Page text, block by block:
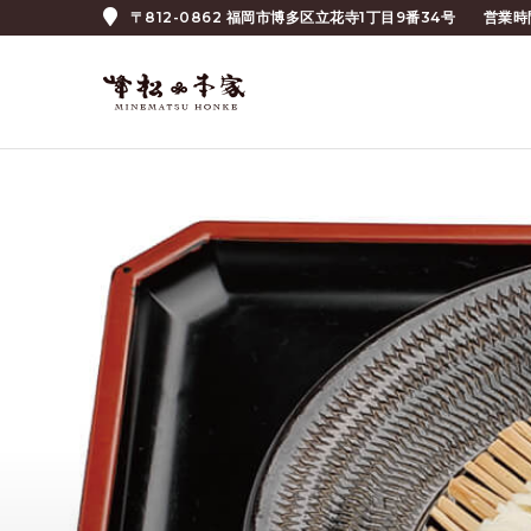
〒812-0862 福岡市博多区立花寺1丁目9番34号 営業